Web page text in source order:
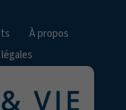
À propos